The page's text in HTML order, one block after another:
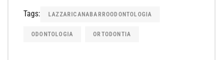
Tags: LAZZARICANABARROODONTOLOGIA
ODONTOLOGIA ORTODONTIA